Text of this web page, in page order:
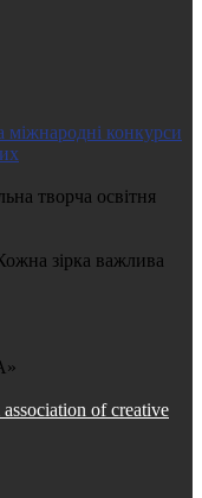
творча освітня
зірка важлива
of creative